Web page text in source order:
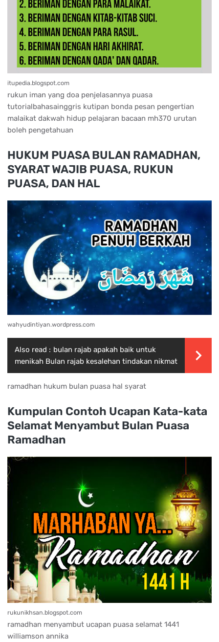
itupedia.blogspot.com
rukun iman yang doa penjelasannya puasa
tutorialbahasainggris kutipan bonda pesan pengertian
malaikat dakwah hidup pelajaran bacaan mh370 urutan
boleh pengetahuan
HUKUM PUASA BULAN RAMADHAN,
SYARAT WAJIB PUASA, RUKUN
PUASA, DAN HAL
wahyudintiyan.wordpress.com
Also read : bulan rajab apakah baik untuk
menikah Bulan rajab kesalehan tindakan nikmat
ramadhan hukum bulan puasa hal syarat
Kumpulan Contoh Ucapan Kata-kata
Selamat Menyambut Bulan Puasa
Ramadhan
rukunikhsan.blogspot.com
ramadhan menyambut ucapan puasa selamat 1441
williamson annika